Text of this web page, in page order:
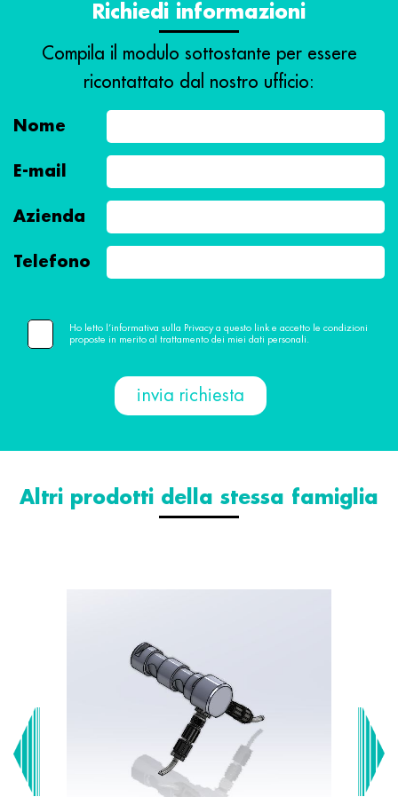
Richiedi informazioni
Compila il modulo sottostante per essere
ricontattato dal nostro ufficio:
Nome
E-mail
Azienda
Telefono
Ho letto l’informativa sulla Privacy a questo link e accetto le condizioni
proposte in merito al trattamento dei miei dati personali.
Altri prodotti della stessa famiglia